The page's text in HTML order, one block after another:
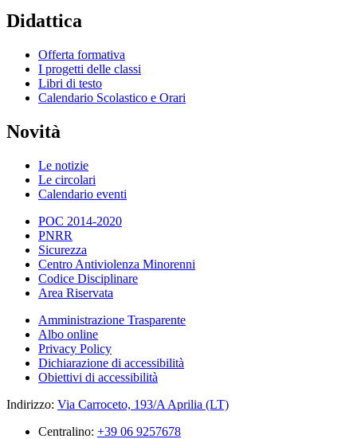
Didattica
Offerta formativa
I progetti delle classi
Libri di testo
Calendario Scolastico e Orari
Novità
Le notizie
Le circolari
Calendario eventi
POC 2014-2020
PNRR
Sicurezza
Centro Antiviolenza Minorenni
Codice Disciplinare
Area Riservata
Amministrazione Trasparente
Albo online
Privacy Policy
Dichiarazione di accessibilità
Obiettivi di accessibilità
Indirizzo: Via Carroceto, 193/A Aprilia (LT)
Centralino: +39 06 9257678